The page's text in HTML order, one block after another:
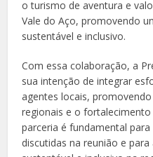
o turismo de aventura e
Vale do Aço, promovendo
sustentável e inclusivo.
Com essa colaboração, a
sua intenção de integrar
agentes locais,
regionais e o
parceria é fundamental
discutidas na reunião e